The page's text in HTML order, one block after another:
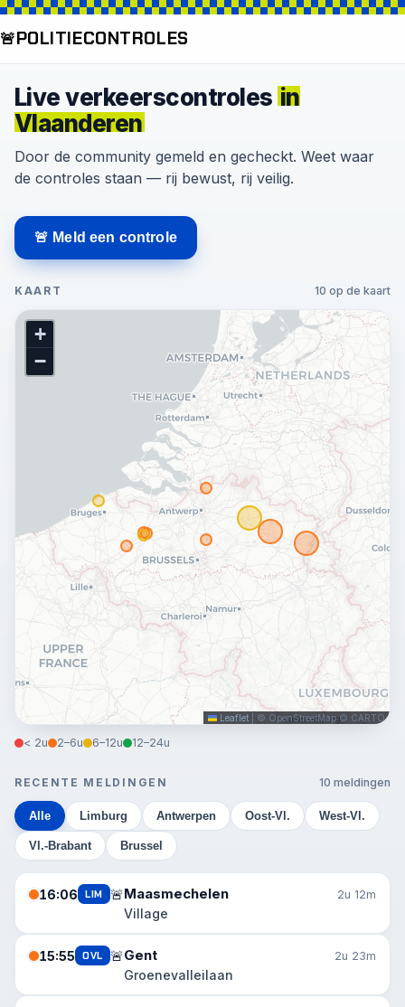
🚨POLITIECONTROLES
Live verkeerscontroles in
Vlaanderen
Door de community gemeld en gecheckt. Weet waar
de controles staan — rij bewust, rij veilig.
🚨 Meld een controle
KAART 10 op de kaart
+
−
Leaflet © OpenStreetMap © CARTO
< 2u 2–6u 6–12u 12–24u
RECENTE MELDINGEN 10 meldingen
Alle Limburg Antwerpen Oost-Vl. West-Vl.
Vl.-Brabant Brussel
16:06 LIM 🚨Maasmechelen 2u 12m
Village
15:55 OVL 🚨Gent 2u 23m
Groenevalleilaan